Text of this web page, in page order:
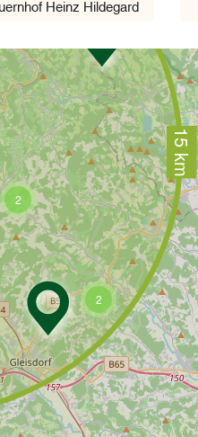
Heinz Hildegard
15 km
2
2